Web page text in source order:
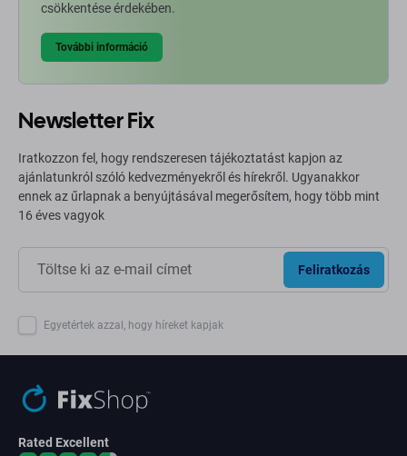
csökkentése érdekében.
További információ
Newsletter Fix
Iratkozzon fel, hogy rendszeresen tájékoztatást kapjon az
ajánlatunkról szóló kedvezményekről és hírekről. Ugyanakkor
ennek az űrlapnak a benyújtásával megerősítem, hogy több mint
16 éves vagyok
Feliratkozás
Egyetértek azzal, hogy híreket kapjak
Rated Excellent